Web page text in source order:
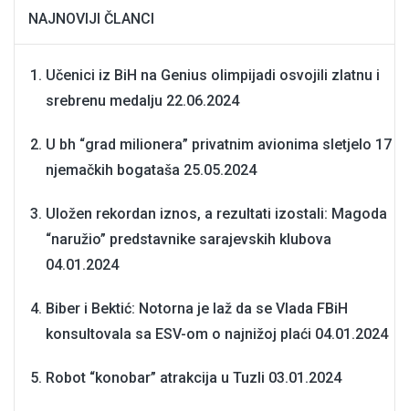
NAJNOVIJI ČLANCI
Učenici iz BiH na Genius olimpijadi osvojili zlatnu i
srebrenu medalju 22.06.2024
U bh “grad milionera” privatnim avionima sletjelo 17
njemačkih bogataša 25.05.2024
Uložen rekordan iznos, a rezultati izostali: Magoda
“naružio” predstavnike sarajevskih klubova
04.01.2024
Biber i Bektić: Notorna je laž da se Vlada FBiH
konsultovala sa ESV-om o najnižoj plaći 04.01.2024
Robot “konobar” atrakcija u Tuzli 03.01.2024